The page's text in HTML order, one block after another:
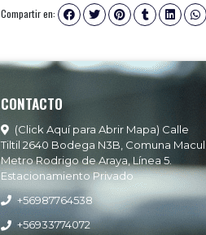
Compartir en:
CONTACTO
(Click Aquí para Abrir Mapa) Calle
Tiltil 2640 Bodega N3B, Comuna Macul.
Metro Rodrigo de Araya, Línea 5.
Estacionamiento Privado
+56987764538
+56933774072